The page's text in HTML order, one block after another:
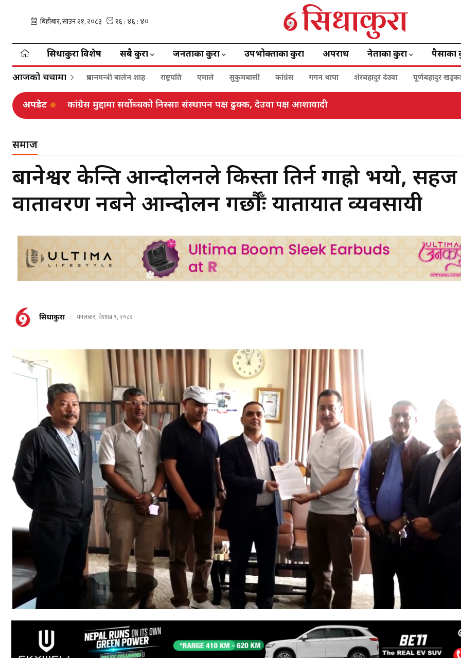
सिधाकुरा विशेष सबै कुरा जनताका कुरा उपभोक्ताका कुरा अपराध नेताका कुरा पैसाका
आजको चर्चामा प्रधानमन्त्री बालेन शाह राष्ट्रपति एमाले सुकुमबासी कांग्रेस गगन थापा शेरबहादुर देउवा पूर्णबहादुर
अपडेट फुटबलर आशिष राईको उपचारका लागि एन पेनाङ एफसीको अग्रसरतामा १२ लाख रुपैयाँ संकलन
समाज
बानेश्वर केन्द्रित आन्दोलनले किस्ता तिर्न गाह्रो भयो, सहज
वातावरण नबने आन्दोलन गर्छौँः यातायात व्यवसायी
सिधाकुरा मंगलबार, वैशाख ९, २०८२